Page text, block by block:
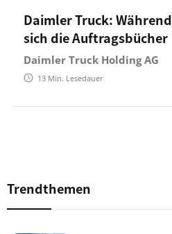
Daimler Truck:
sich die Auftragsbücher
Daimler Truck Holding AG
13 Min. Lesedauer
Trendthemen